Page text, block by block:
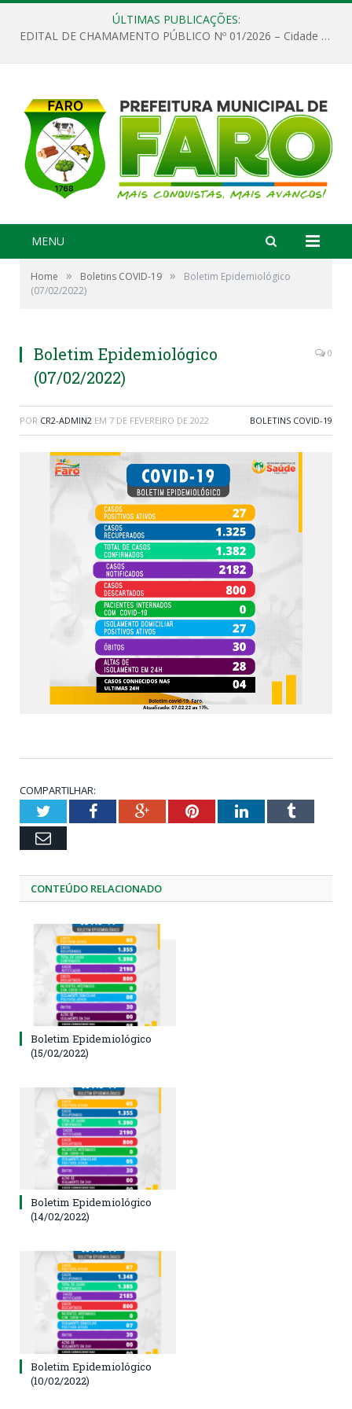
ÚLTIMAS PUBLICAÇÕES:
EDITAL DE CHAMAMENTO PÚBLICO Nº 01/2026 – Cidade de Faro
MENU
Home » Boletins COVID-19 »
Boletim Epidemiológico
(07/02/2022)
Boletim Epidemiológico
(07/02/2022)
0
POR CR2-ADMIN2 EM 7 DE FEVEREIRO DE 2022 BOLETINS COVID-19
COMPARTILHAR:
TwitterFacebookGoogle+PinterestLinkedInTumblr
Email
CONTEÚDO RELACIONADO
Boletim Epidemiológico
(15/02/2022)
Boletim Epidemiológico
(14/02/2022)
Boletim Epidemiológico
(10/02/2022)